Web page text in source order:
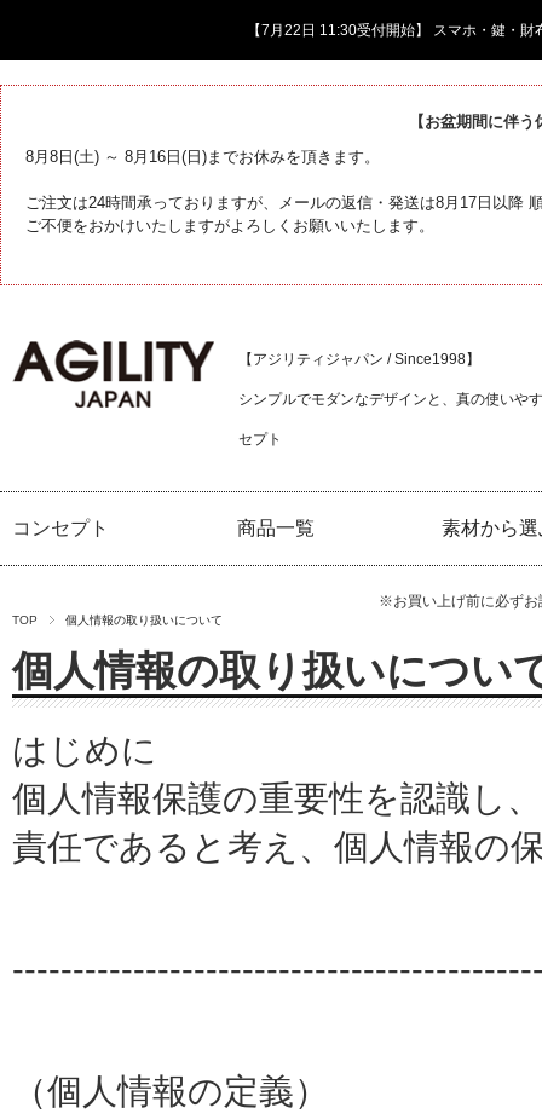
【7月22日 11:30受付開始】 スマホ・鍵・
【お盆期間に伴
8月8日(土) ～ 8月16日(日)までお休みを頂きます。
ご注文は24時間承っておりますが、メールの返信・発送は8月17日以降
ご不便をおかけいたしますがよろしくお願いいたします。
【アジリティジャパン / Since1998】
シンプルでモダンなデザインと、真の使いや
セプト
コンセプト 商品一覧 素材から選
※お買い上げ前に必ず
TOP 個人情報の取り扱いについて
個人情報の取り扱いについ
はじめに
個人情報保護の重要性を認識し
責任であると考え、個人情報の
（個人情報の定義）